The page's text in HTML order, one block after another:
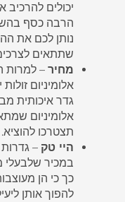
יכולים להרכיב
הרבה כסף
נותן לכם את
שתתאים
מחיר – למרות
אלומיניום
גדר איכותית
אלומיניום
תצטרכו להוציא.
היי טק – גדרות
במכיר שלבעלי
כך כי הן
להפוך אותן